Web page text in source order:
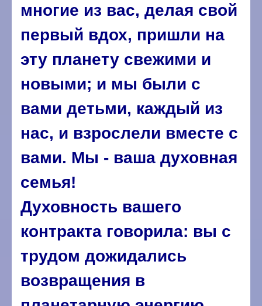
многие из вас, делая свой
первый вдох, пришли на
эту планету свежими и
новыми; и мы были с
вами детьми, каждый из
нас, и взрослели вместе с
вами. Мы - ваша духовная
семья!
Духовность вашего
контракта говорила: вы с
трудом дожидались
возвращения в